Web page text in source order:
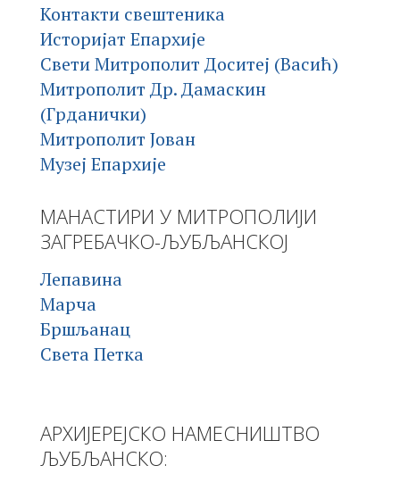
Контакти свештеника
Историјат Епархије
Свети Митрополит Доситеј (Васић)
Митрополит Др. Дамаскин
(Грданички)
Митрополит Јован
Музеј Епархије
МАНАСТИРИ У МИТРОПОЛИЈИ
ЗАГРЕБАЧКО-ЉУБЉАНСКОЈ
Лепавина
Марча
Бршљанац
Света Петка
АРХИЈЕРЕЈСКО НАМЕСНИШТВО
ЉУБЉАНСКО: